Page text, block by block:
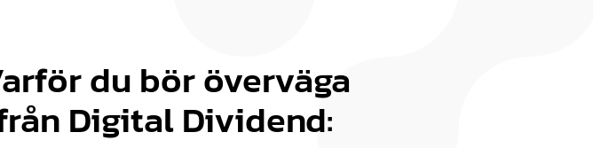
du bör överväga
Digital Dividend: